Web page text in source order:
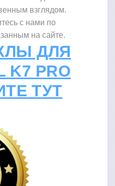
взглядом.
с нами по
на сайте.
ДЛЯ
K7 PRO
ТУТ